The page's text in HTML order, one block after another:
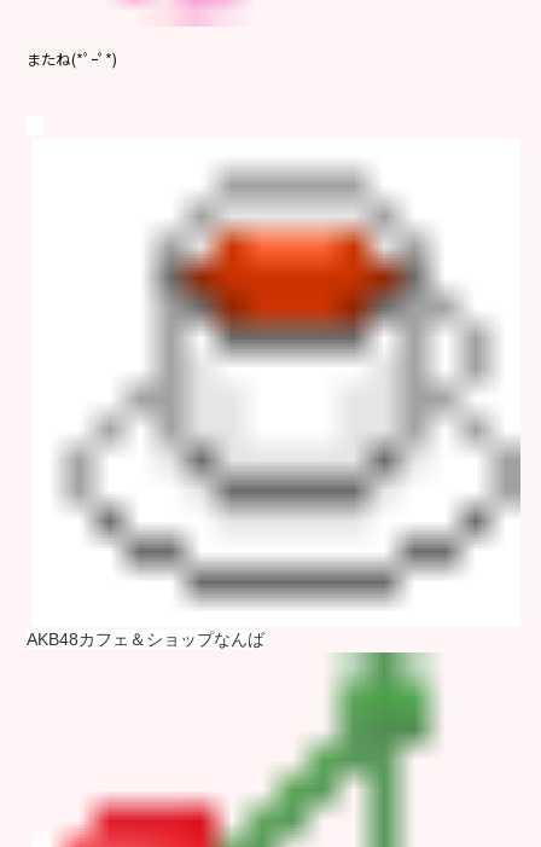
またね(*ﾟｰﾟ*)
AKB48カフェ＆ショップなんば